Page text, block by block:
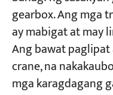
gearbox. Ang mga
ay mabigat at may
Ang bawat
crane, na
mga karagdagang